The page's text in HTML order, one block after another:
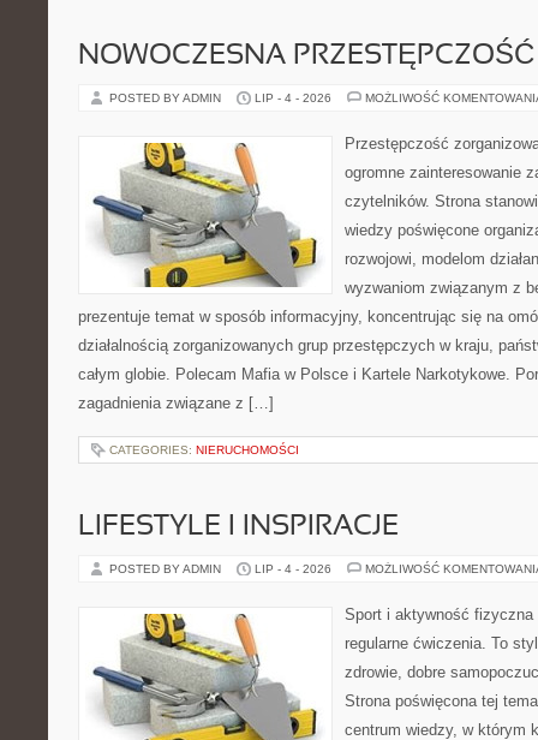
NOWOCZESNA PRZESTĘPCZOŚĆ
POSTED BY ADMIN LIP - 4 - 2026 MOŻLIWOŚĆ
Przestępczość
ogromne zainteresowanie
czytelników. Strona
wiedzy poświęcone
rozwojowi, modelom
wyzwaniom związanym z
prezentuje temat w sposób informacyjny, koncentrując się na
działalnością zorganizowanych grup przestępczych w kraju,
całym globie. Polecam Mafia w Polsce i Kartele Narkotykowe.
zagadnienia związane z […]
CATEGORIES: NIERUCHOMOŚCI
LIFESTYLE I INSPIRACJE
POSTED BY ADMIN LIP - 4 - 2026 MOŻLIWOŚĆ
Sport i aktywność
regularne ćwiczenia. To
zdrowie, dobre
Strona poświęcona tej
centrum wiedzy, w którym